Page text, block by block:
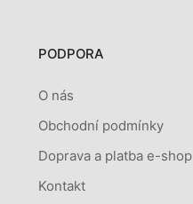
PODPORA
O nás
Obchodní podmínky
Doprava a platba e-shop
Kontakt